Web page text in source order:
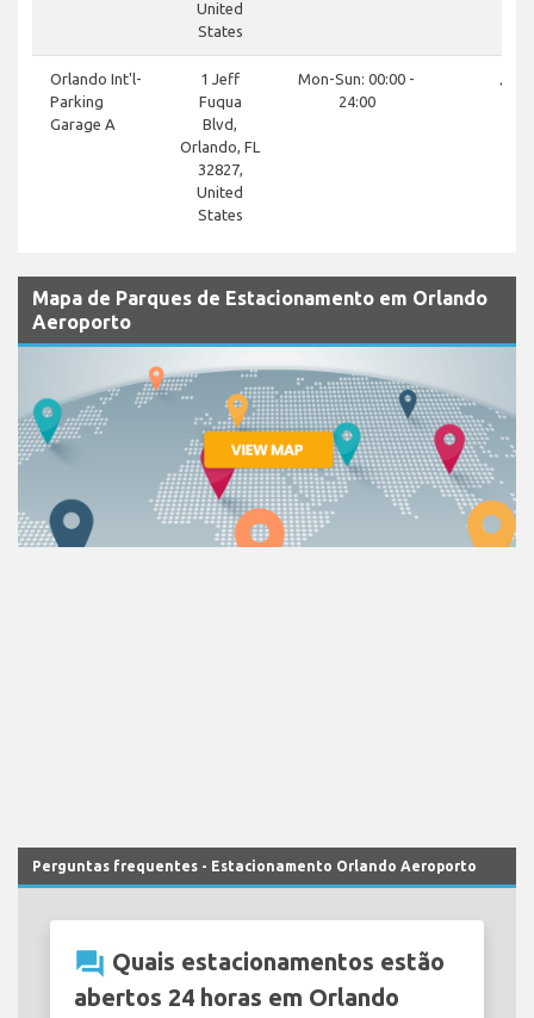
United
States
Orlando Int'l-
Parking
Garage A
1 Jeff
Fuqua
Blvd,
Orlando, FL
32827,
United
States
Mon-Sun: 00:00 -
24:00
done
Mapa de Parques de Estacionamento em Orlando
Aeroporto
Perguntas frequentes - Estacionamento Orlando Aeroporto
question_answer Quais estacionamentos estão
abertos 24 horas em Orlando